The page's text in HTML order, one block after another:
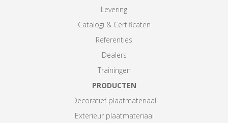
Levering
Catalogi & Certificaten
Referenties
Dealers
Trainingen
PRODUCTEN
Decoratief plaatmateriaal
Exterieur plaatmateriaal